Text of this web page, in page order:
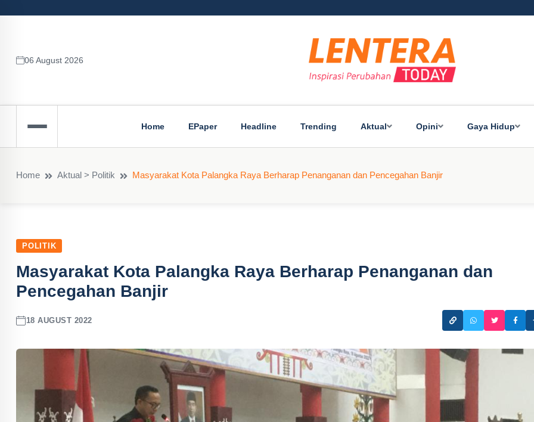
06 August 2026
Home EPaper Headline Trending Aktual Opini Gaya Hidup
Home Aktual > Politik Masyarakat Kota Palangka Raya Berharap Penanganan dan Pencegahan Banjir
POLITIK
Masyarakat Kota Palangka Raya Berharap Penanganan dan
Pencegahan Banjir
18 AUGUST 2022